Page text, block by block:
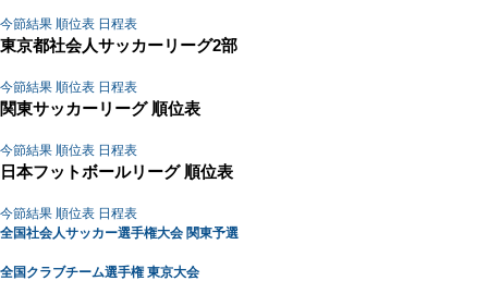
今節結果 順位表 日程表
東京都社会人サッカーリーグ2部
今節結果 順位表 日程表
関東サッカーリーグ 順位表
今節結果 順位表 日程表
日本フットボールリーグ 順位表
今節結果 順位表 日程表
全国社会人サッカー選手権大会 関東予選
全国クラブチーム選手権 東京大会